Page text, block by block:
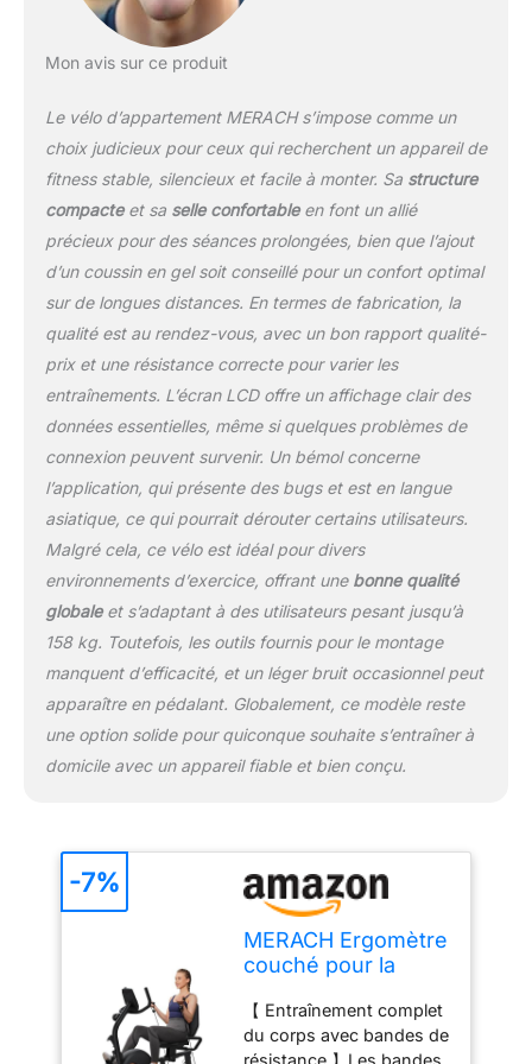
forme. La résistance
maximale atteint 70
livres, idéale même pour
【 Structure de manivelle
améliorée 】Notre
manivelle optimisée offre
une durabilité accrue, ne
entretien et prolonge la
durée de vie du vélo
couché. Elle garantit
également un pédalage
Suivi de données avancé
】Doté d’un écran LCD et
compatible avec
l’application MERACH, le
vélo permet de suivre
facilement vos données
d'entraînement. Le
support téléphone situé
au-dessus de l’écran
assure une visibilité
continue des données.
Mon avis sur ce produit
Le vélo d’appartement MERACH s’impose comme un
choix judicieux pour ceux qui recherchent un appareil de
fitness stable, silencieux et facile à monter. Sa structure
compacteet sa selle confortableen font un allié
précieux pour des séances prolongées, bien que l’ajout
d’un coussin en gel soit conseillé pour un confort optimal
sur de longues distances. En termes de fabrication, la
qualité est au rendez-vous, avec un bon rapport qualité-
prix et une résistance correcte pour varier les
entraînements. L’écran LCD offre un affichage clair des
données essentielles, même si quelques problèmes de
connexion peuvent survenir. Un bémol concerne
l’application, qui présente des bugs et est en langue
asiatique, ce qui pourrait dérouter certains utilisateurs.
Malgré cela, ce vélo est idéal pour divers
environnements d’exercice, offrant une bonne qualité
globaleet s’adaptant à des utilisateurs pesant jusqu’à
158 kg. Toutefois, les outils fournis pour le montage
manquent d’efficacité, et un léger bruit occasionnel peut
apparaître en pédalant. Globalement, ce modèle reste
une option solide pour quiconque souhaite s’entraîner à
domicile avec un appareil fiable et bien conçu.
MERACH Ergomètre
couché pour la
niveaux de
résistance
【 Entraînement complet
du corps avec bandes de
résistance 】Les bandes
-7%